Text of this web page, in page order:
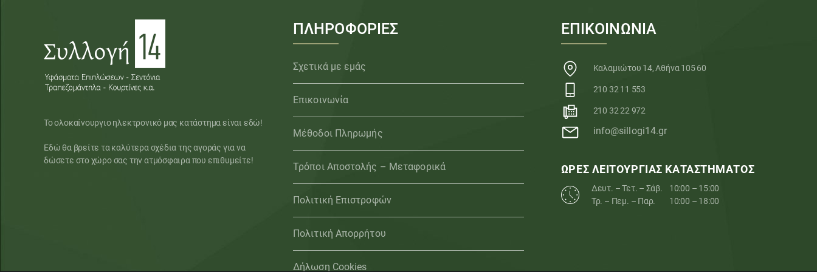
Το ολοκαίνουργιο ηλεκτρονικό μας κατάστημα είναι εδώ!
Εδώ θα βρείτε τα καλύτερα σχέδια της αγοράς για να
δώσετε στο χώρο σας την ατμόσφαιρα που επιθυμείτε!
ΠΛΗΡΟΦΟΡΙΕΣ
Σχετικά με εμάς
Επικοινωνία
Μέθοδοι Πληρωμής
Τρόποι Αποστολής – Μεταφορικά
Πολιτική Επιστροφών
Πολιτική Απορρήτου
Δήλωση Cookies
ΕΠΙΚΟΙΝΩΝΙΑ
Καλαμιώτου 14, Αθήνα 105 60
210 32 11 553
210 32 22 972
info@sillogi14.gr
ΩΡΕΣ ΛΕΙΤΟΥΡΓΙΑΣ ΚΑΤΑΣΤΗΜΑΤΟΣ
Δευτ. – Τετ. – Σάβ.
10:00 – 15:00
Τρ. – Πεμ. – Παρ.
10:00 – 18:00